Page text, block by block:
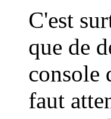
C'est
que de
console
faut